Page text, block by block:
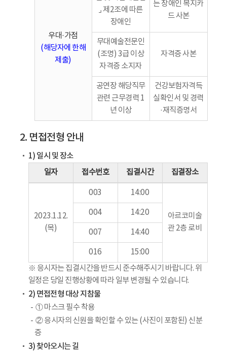
우대·가점
(해당자에 한해
제출)
⌟ 제2조에 따른
장애인
는 장애인 복지카
드 사본
무대예술전문인
(조명) 3급 이상
자격증 소지자
자격증 사본
공연장 해당직무
관련 근무경력 1
년 이상
건강보험자격득
실확인서 및 경력
·재직증명서
2. 면접전형 안내
1) 일시 및 장소
일자 접수번호 집결시간 집결장소
2023.1.12.
(목)
003 14:00
아르코미술
관 2층 로비
004 14:20
007 14:40
016
15:00
※ 응시자는 집결시간을 반드시 준수해주시기 바랍니다. 위
일정은 당일 진행상황에 따라 일부 변경될 수 있습니다.
2) 면접전형 대상 지참물
① 마스크 필수 착용
② 응시자의 신원을 확인할 수 있는 (사진이 포함된) 신분
증
3) 찾아오시는 길